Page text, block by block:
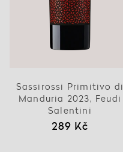
Sassirossi Primitivo di
Manduria 2023, Feudi
Salentini
289 Kč